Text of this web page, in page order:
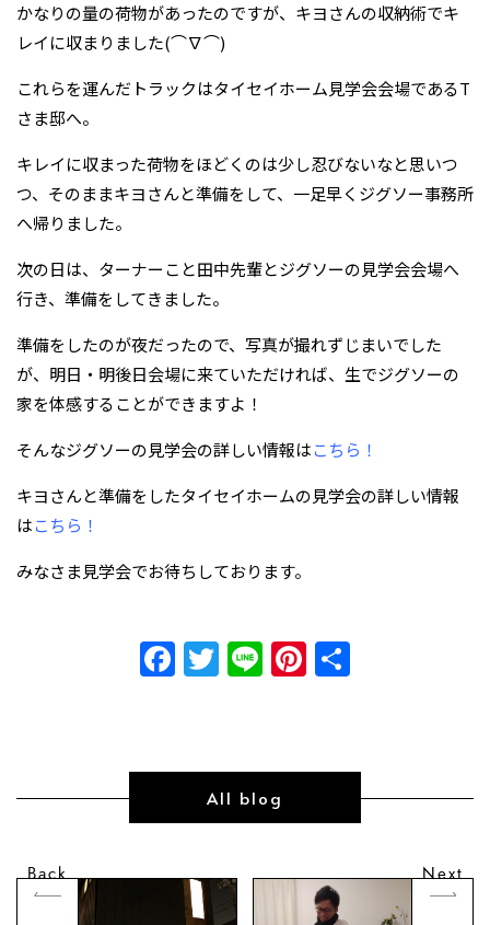
かなりの量の荷物があったのですが、キヨさんの収納術でキ
レイに収まりました(⌒∇⌒)
これらを運んだトラックはタイセイホーム見学会会場であるT
さま邸へ。
キレイに収まった荷物をほどくのは少し忍びないなと思いつ
つ、そのままキヨさんと準備をして、一足早くジグソー事務所
へ帰りました。
次の日は、ターナーこと田中先輩とジグソーの見学会会場へ
行き、準備をしてきました。
準備をしたのが夜だったので、写真が撮れずじまいでした
が、明日・明後日会場に来ていただければ、生でジグソーの
家を体感することができますよ！
そんなジグソーの見学会の詳しい情報はこちら！
キヨさんと準備をしたタイセイホームの見学会の詳しい情報
はこちら！
みなさま見学会でお待ちしております。
Facebook
Twitter
LinePinterest
All blog
Back Next